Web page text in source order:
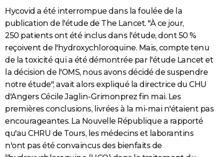
Hycovid a été interrompue dans la foulée de la
publication de l'étude de The Lancet. "À ce jour,
250 patients ont été inclus dans l'étude, dont 50 %
reçoivent de l'hydroxychloroquine. Mais, compte tenu
de la toxicité qui a été démontrée par l'étude Lancet et
la décision de l'OMS, nous avons décidé de suspendre
notre étude", avait alors expliqué la directrice du CHU
d'Angers Cécile Jaglin-Grimonprez fin mai. Les
premières conclusions, livrées à la mi-mai n'étaient pas
encourageantes. La Nouvelle République a rapporté
qu'au CHRU de Tours, les médecins et laborantins
n'ont pas été convaincus des bienfaits de